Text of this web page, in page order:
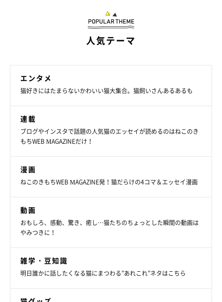
人気テーマ
エンタメ
猫好きにはたまらないかわいい猫大集合。猫飼いさんあるあるも
連載
ブログやインスタで話題の人気猫のエッセイが読めるのはねこのき
もちWEB MAGAZINEだけ！
漫画
ねこのきもちWEB MAGAZINE発！猫だらけの4コマ＆エッセイ漫画
動画
おもしろ、感動、驚き、癒し…猫たちのちょっとした瞬間の動画は
やみつきに！
雑学・豆知識
明日誰かに話したくなる猫にまつわる”あれこれ”ネタはこちら